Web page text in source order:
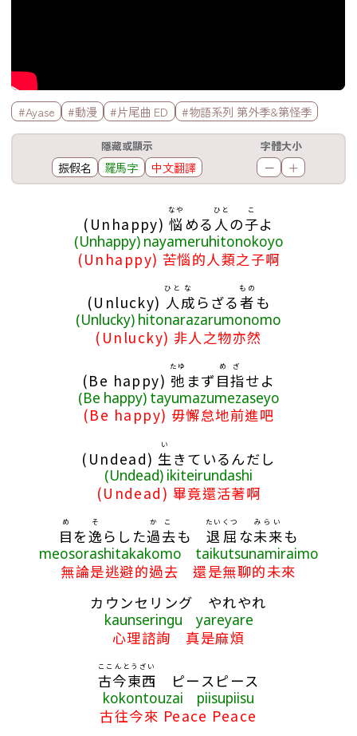
標籤欄
#Ayase #動漫 #片尾曲 ED #物語系列 第外季&第怪季
隱藏或顯示
振假名 羅馬字 中文翻譯
字體大小
－ ＋
(Unhappy) 悩
なや
める 人
ひと
の子
こ
よ
(Unhappy) nayameruhitonokoyo
(Unhappy) 苦惱的人類之子啊
(Unlucky) 人
ひと
成
な
らざる者
もの
も
(Unlucky) hitonarazarumonomo
(Unlucky) 非人之物亦然
(Be happy) 弛
たゆ
まず 目指
めざ
せよ
(Be happy) tayumazumezaseyo
(Be happy) 毋懈怠地前進吧
(Undead) 生
い
きているんだし
(Undead) ikiteirundashi
(Undead) 畢竟還活著啊
目
め
を逸
そ
らした過去
かこ
も 退屈
たいくつ
な未来
みらい
も
meosorashitakakomo taikutsunamiraimo
無論是逃避的過去 還是無聊的未來
カウンセリング やれやれ
kaunseringu yareyare
心理諮詢 真是麻煩
古今東西
ここんとうざい
ピースピース
kokontouzai piisupiisu
古往今來 Peace Peace